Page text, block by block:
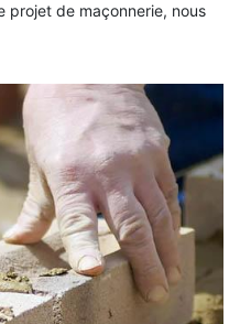
projet de maçonnerie, nous